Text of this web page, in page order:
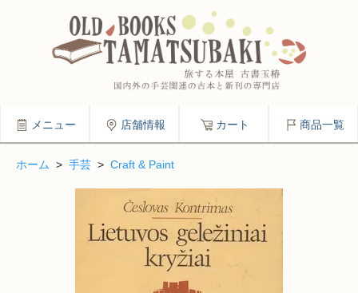
メニュー 店舗情報 カート 商品一覧
ホーム > 手芸 > Craft & Paint